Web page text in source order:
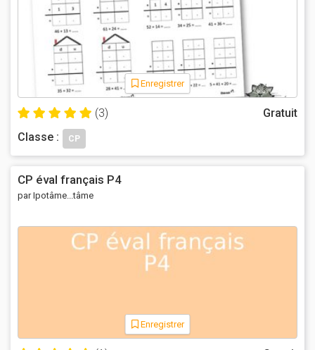
Enregistrer
(3)
Gratuit
Classe :
CP
CP éval français P4
par Ipotâme...tâme
Enregistrer